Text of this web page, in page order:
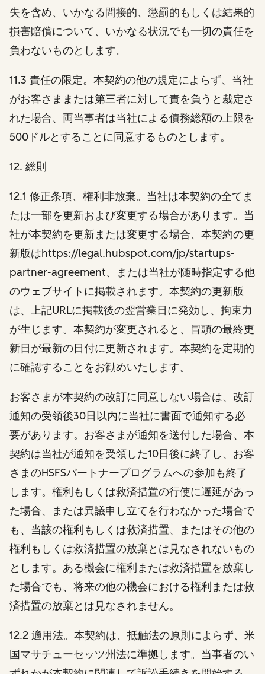
失を含め、いかなる間接的、懲罰的もしくは結果的
損害賠償について、いかなる状況でも一切の責任を
負わないものとします。
11.3 責任の限定。本契約の他の規定によらず、当社
がお客さままたは第三者に対して責を負うと裁定さ
れた場合、両当事者は当社による債務総額の上限を
500ドルとすることに同意するものとします。
12. 総則
12.1 修正条項、権利非放棄。当社は本契約の全てま
たは一部を更新および変更する場合があります。当
社が本契約を更新または変更する場合、本契約の更
新版はhttps://legal.hubspot.com/jp/startups-
partner-agreement、または当社が随時指定する他
のウェブサイトに掲載されます。本契約の更新版
は、上記URLに掲載後の翌営業日に発効し、拘束力
が生じます。本契約が変更されると、冒頭の最終更
新日が最新の日付に更新されます。本契約を定期的
に確認することをお勧めいたします。
お客さまが本契約の改訂に同意しない場合は、改訂
通知の受領後30日以内に当社に書面で通知する必
要があります。お客さまが通知を送付した場合、本
契約は当社が通知を受領した10日後に終了し、お客
さまのHSFSパートナープログラムへの参加も終了
します。権利もしくは救済措置の行使に遅延があっ
た場合、または異議申し立てを行わなかった場合で
も、当該の権利もしくは救済措置、またはその他の
権利もしくは救済措置の放棄とは見なされないもの
とします。ある機会に権利または救済措置を放棄し
た場合でも、将来の他の機会における権利または救
済措置の放棄とは見なされません。
12.2 適用法。本契約は、抵触法の原則によらず、米
国マサチューセッツ州法に準拠します。当事者のい